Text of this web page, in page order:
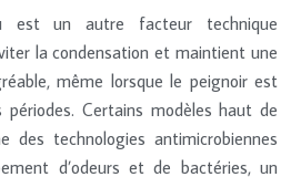
est un autre facteur technique
la condensation et maintient une
même lorsque le peignoir est
Certains modèles haut de
des technologies antimicrobiennes
d’odeurs et de bactéries, un